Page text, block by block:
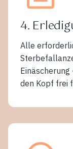
4.
Alle
Einäscherung
den Kopf frei